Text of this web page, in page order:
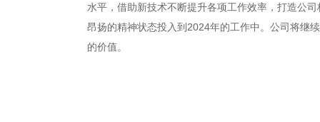
水平，借助新技术不断提升各项工作效率，打造公
昂扬的精神状态投入到2024年的工作中。公司将继
的价值。